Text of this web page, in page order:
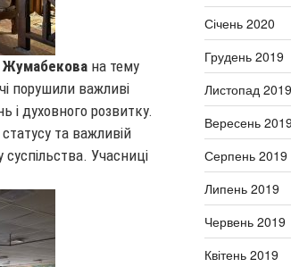
Жумабекова на тему
порушили важливі
і духовного розвитку.
та важливій
суспільства. Учасниці
Січень 2020
Грудень 2019
Листопад 2019
Вересень 2019
Серпень 2019
Липень 2019
Червень 2019
Квітень 2019